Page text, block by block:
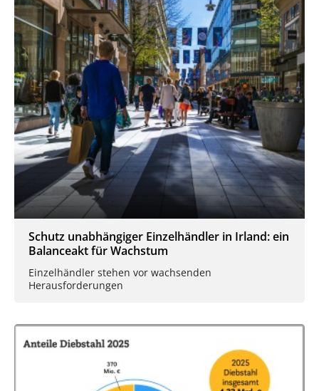
Schutz unabhängiger Einzelhändler in Irland: ein
Balanceakt für Wachstum
Einzelhändler stehen vor wachsenden
Herausforderungen